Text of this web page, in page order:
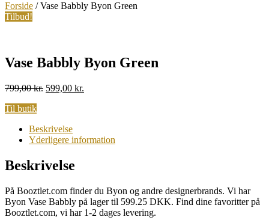
Forside / Vase Babbly Byon Green
Tilbud!
Vase Babbly Byon Green
799,00kr. Original
599,00 kr.
Til butik
Beskrivelse
Yderligere information
Beskrivelse
På Booztlet.com finder du Byon og andre designerbrands. Vi har
Byon Vase Babbly på lager til 599.25 DKK. Find dine favoritter på
Booztlet.com, vi har 1-2 dages levering.